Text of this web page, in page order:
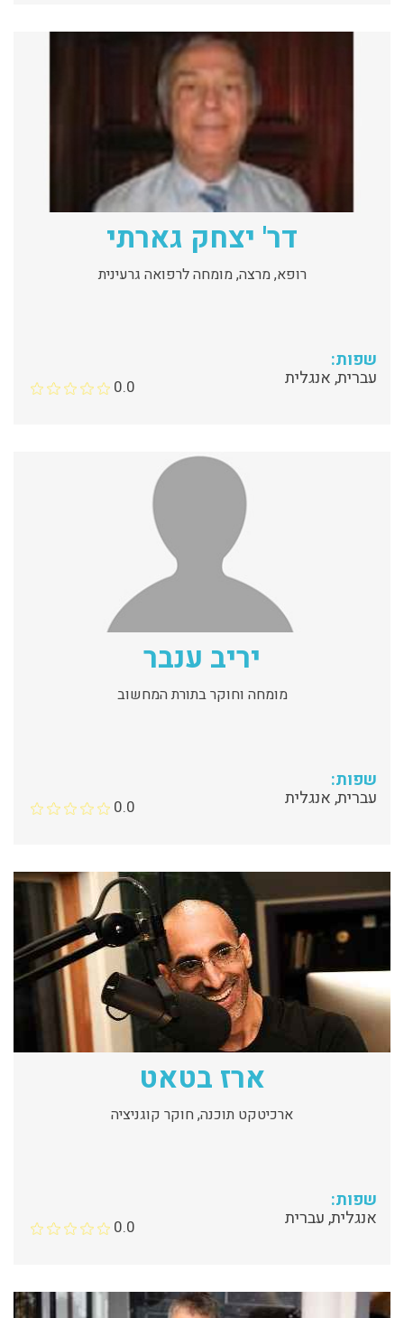
דר' יצחק גארתי
רופא, מרצה, מומחה לרפואה גרעינית
שפות:
עברית, אנגלית 0.0
יריב ענבר
מומחה וחוקר בתורת המחשוב
שפות:
עברית, אנגלית 0.0
ארז בטאט
ארכיטקט תוכנה, חוקר קוגניציה
שפות:
אנגלית, עברית 0.0